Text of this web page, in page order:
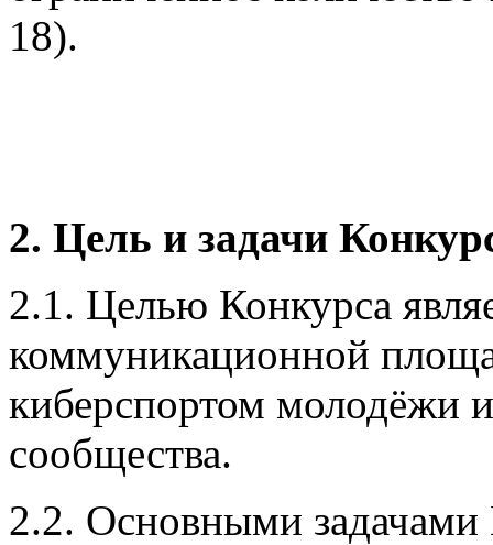
18).
2. Цель и задачи
2.1. Целью Конкурса
коммуникационной
киберспортом молодёжи
сообщества.
2.2. Основными задачами